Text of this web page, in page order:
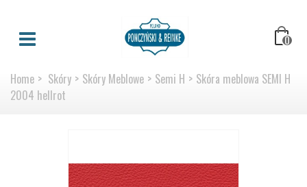
0
Home > Skóry > Skóry Meblowe > Semi H > Skóra meblowa SEMI H
2004 hellrot